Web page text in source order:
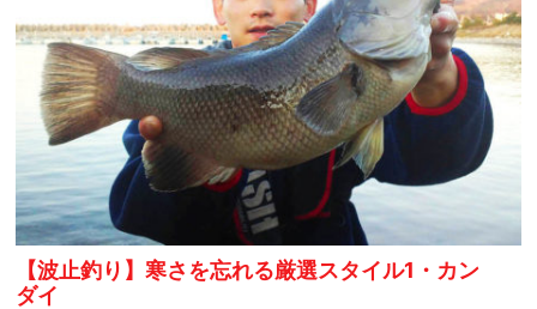
【波止釣り】寒さを忘れる厳選スタイル1・カン
ダイ